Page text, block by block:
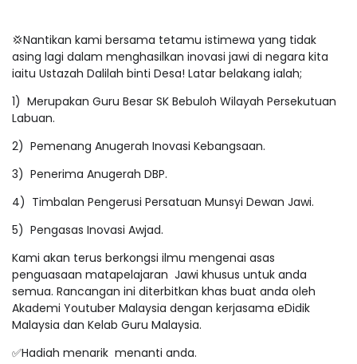
💢Nantikan kami bersama tetamu istimewa yang tidak
asing lagi dalam menghasilkan inovasi jawi di negara kita
iaitu Ustazah Dalilah binti Desa! Latar belakang ialah;
1) Merupakan Guru Besar SK Bebuloh Wilayah Persekutuan
Labuan.
2) Pemenang Anugerah Inovasi Kebangsaan.
3) Penerima Anugerah DBP.
4) Timbalan Pengerusi Persatuan Munsyi Dewan Jawi.
5) Pengasas Inovasi Awjad.
Kami akan terus berkongsi ilmu mengenai asas
penguasaan matapelajaran Jawi khusus untuk anda
semua. Rancangan ini diterbitkan khas buat anda oleh
Akademi Youtuber Malaysia dengan kerjasama eDidik
Malaysia dan Kelab Guru Malaysia.
✅Hadiah menarik menanti anda.